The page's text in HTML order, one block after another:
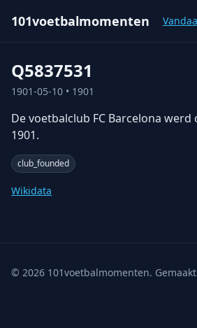
101voetbalmomenten
Q5837531
1901-05-10 • 1901
De voetbalclub FC Barcelona
1901.
club_founded
Wikidata
© 2026 101voetbalmomenten.